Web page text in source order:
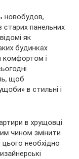
новобудов,
панельних
як
будинках
комфортом і
щоб
в стильні і
в хрущовці
чином змінити
необхідно